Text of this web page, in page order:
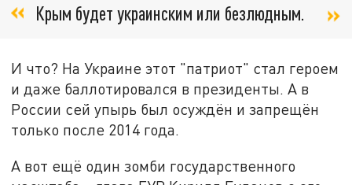
Крым будет украинским или безлюдным.
И что? На Украине этот "патриот" стал героем
и даже баллотировался в президенты. А в
России сей упырь был осуждён и запрещён
только после 2014 года.
А вот ещё один зомби государственного